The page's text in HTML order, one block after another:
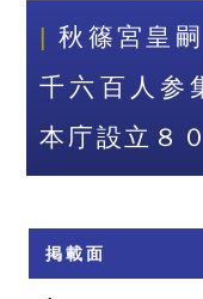
秋篠宮皇
千六百人
本庁設立８
掲載面